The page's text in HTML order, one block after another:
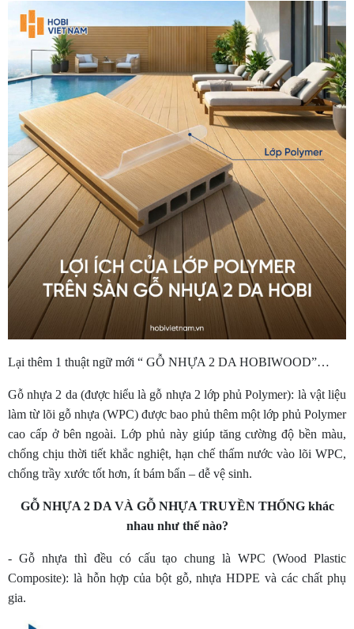
Lại thêm 1 thuật ngữ mới “ GỖ NHỰA 2 DA HOBIWOOD”…
Gỗ nhựa 2 da (được hiểu là gỗ nhựa 2 lớp phủ Polymer): là vật liệu
làm từ lõi gỗ nhựa (WPC) được bao phủ thêm một lớp phủ Polymer
cao cấp ở bên ngoài. Lớp phủ này giúp tăng cường độ bền màu,
chống chịu thời tiết khắc nghiệt, hạn chế thấm nước vào lõi WPC,
chống trầy xước tốt hơn, ít bám bẩn – dễ vệ sinh.
GỖ NHỰA 2 DA VÀ GỖ NHỰA TRUYỀN THỐNG khác
nhau như thế nào?
- Gỗ nhựa thì đều có cấu tạo chung là WPC (Wood Plastic
Composite): là hỗn hợp của bột gỗ, nhựa HDPE và các chất phụ
gia.